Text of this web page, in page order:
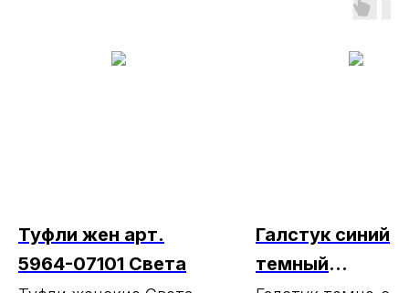
Туфли жен арт.
5964-07101 Света
Галстук синий
темный